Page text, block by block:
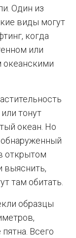
Один из
виды могут
когда
или
океанскими
тонут
океан. Но
открытом
выяснить,
там обитать.
образцы
Всего